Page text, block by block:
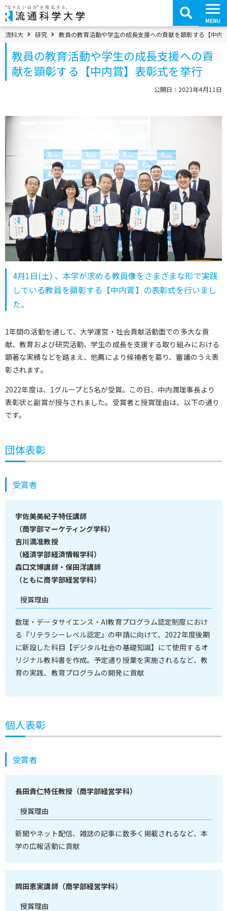
コ
ン
テ
ン
ツ
へ
移
MENU
パンくずメニュー
流科大 研究 教員の教育活動や学生の成長支援への貢献を顕彰する【中内
教員の教育活動や学生の成長支援への貢
献を顕彰する【中内賞】表彰式を挙行
公開日：2023年4月11日
4月1日(土) 、本学が求める教員像をさまざまな形で実践
している教員を顕彰する【中内賞】の表彰式を行いまし
た。
1年間の活動を通して、大学運営・社会貢献活動面での多大な貢
献、教育および研究活動、学生の成長を支援する取り組みにおける
顕著な実績などを踏まえ、他薦により候補者を募り、審議のうえ表
彰されます。
2022年度は、1グループと5名が受賞。この日、中内潤理事長より
表彰状と副賞が授与されました。受賞者と授賞理由は、以下の通り
です。
団体表彰
受賞者
宇佐美美紀子特任講師
（商学部マーケティング学科）
吉川満准教授
（経済学部経済情報学科）
森口文博講師・保田洋講師
（ともに商学部経営学科）
授賞理由
数理・データサイエンス・AI教育プログラム認定制度におけ
る『リテラシーレベル認定』の申請に向けて、2022年度後期
に新設した科目【デジタル社会の基礎知識】にて使用するオ
リジナル教科書を作成。予定通り授業を実施されるなど、教
育の実践、教育プログラムの開発に貢献
個人表彰
受賞者
長田貴仁特任教授（商学部経営学科）
授賞理由
新聞やネット配信、雑誌の記事に数多く掲載されるなど、本
学の広報活動に貢献
岡田恵実講師（商学部経営学科）
授賞理由